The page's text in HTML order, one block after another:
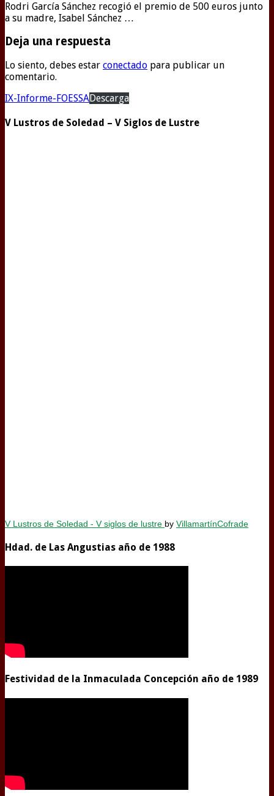
Rodri García Sánchez recogió el premio de 500 euros junto
a su madre, Isabel Sánchez …
Deja una respuesta
Lo siento, debes estar conectado para publicar un
comentario.
IX-Informe-FOESSADescarga
V Lustros de Soledad – V Siglos de Lustre
V Lustros de Soledad - V siglos de lustre by VillamartínCofrade
Hdad. de Las Angustias año de 1988
Festividad de la Inmaculada Concepción año de 1989